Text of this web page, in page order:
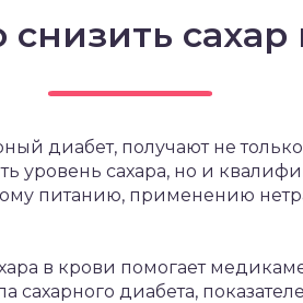
снизить сахар
диабет, получают не
уровень сахара, но и
питанию, применению
в крови помогает
сахарного диабета,